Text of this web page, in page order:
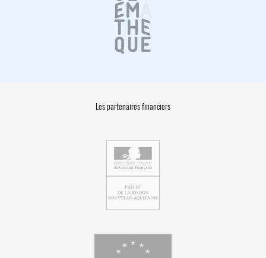
Les partenaires financiers